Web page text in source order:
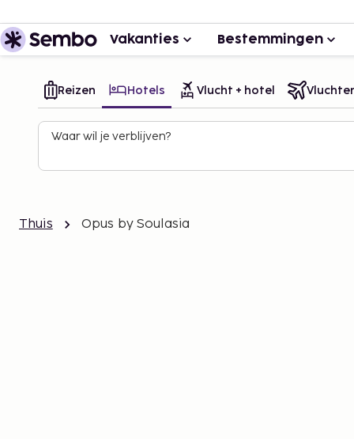
Vakanties Bestemmingen
Reizen Hotels Vlucht + hotel
Waar wil je verblijven?
Thuis Opus by Soulasia